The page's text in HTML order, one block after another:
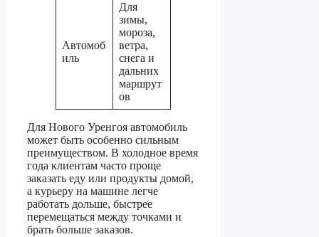
Автомоб
иль
Для
зимы,
мороза,
ветра,
снега и
дальних
маршрут
ов
Для Нового Уренгоя автомобиль
может быть особенно сильным
преимуществом. В холодное время
года клиентам часто проще
заказать еду или продукты домой,
а курьеру на машине легче
работать дольше, быстрее
перемещаться между точками и
брать больше заказов.